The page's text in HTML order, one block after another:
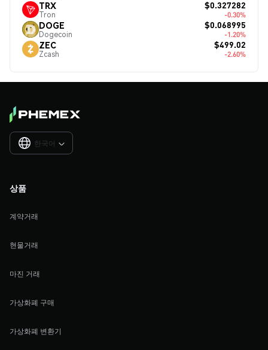
TRX
Tron
$0.327282
-0.30%
DOGE
Dogecoin
$0.068995
-1.20%
ZEC
Zcash
$499.02
-2.60%
한국어 
상품
계약거래
현물거래
마진 거래
가상화폐 구매
가상화폐 변환기